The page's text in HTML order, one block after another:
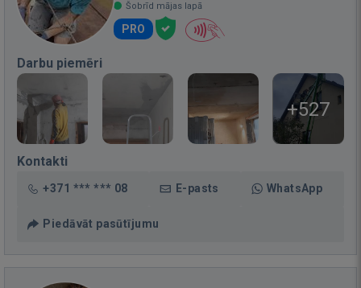
Šobrīd mājas lapā
PRO
Darbu piemēri
+527
Kontakti
+371 *** *** 08 E-pasts WhatsApp
Piedāvāt pasūtījumu